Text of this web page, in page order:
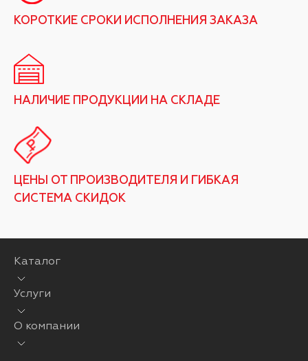
КОРОТКИЕ СРОКИ ИСПОЛНЕНИЯ ЗАКАЗА
НАЛИЧИЕ ПРОДУКЦИИ НА СКЛАДЕ
ЦЕНЫ ОТ ПРОИЗВОДИТЕЛЯ И ГИБКАЯ
СИСТЕМА СКИДОК
Каталог
Услуги
О компании